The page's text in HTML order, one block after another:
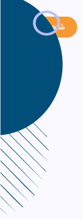
شاهد التطبيق